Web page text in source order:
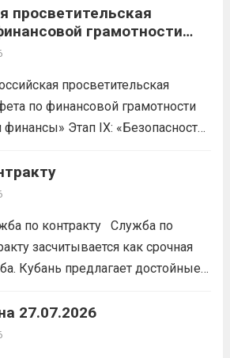
заявок на бесплатное участие в
«Наше дело». Обучение
боевых...
просветительская
грамотности
просветительская
по финансовой грамотности
Этап IX: «Безопасность
моифинансы.рф
по контракту Служба по
засчитывается как срочная
Кубань предлагает достойные
Отечества:
27.07.2026